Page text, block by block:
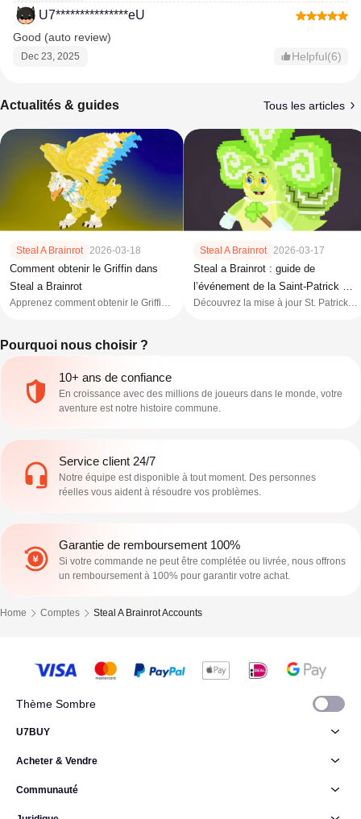
U7***************eU
Good (auto review)
Dec 23, 2025 Helpful(6)
Actualités & guides Tous les articles
Steal A Brainrot 2026-03-18
Comment obtenir le Griffin dans
Steal a Brainrot
Apprenez comment obtenir le Griffin
les meilleures méthodes pour
acquérir ce puissant brainrot Secret.
Steal A Brainrot 2026-03-17
Steal a Brainrot : guide de
l’événement de la Saint-Patrick —
Lucky Pot et blocs
Découvrez la mise à jour St. Patrick
Pourquoi nous choisir ?
10+ ans de confiance
En croissance avec des millions de joueurs dans le monde, votre
aventure est notre histoire commune.
Service client 24/7
Notre équipe est disponible à tout moment. Des personnes
réelles vous aident à résoudre vos problèmes.
Garantie de remboursement 100%
Si votre commande ne peut être complétée ou livrée, nous offrons
un remboursement à 100% pour garantir votre achat.
Home Comptes Steal A Brainrot Accounts
Thème Sombre
U7BUY
Acheter & Vendre
Communauté